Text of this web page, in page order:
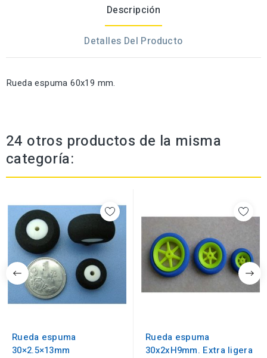
Descripción
Detalles Del Producto
Rueda espuma 60x19 mm.
24 otros productos de la misma
categoría:
Rueda espuma
30×2.5×13mm
Rueda espuma
30x2xH9mm. Extra ligera